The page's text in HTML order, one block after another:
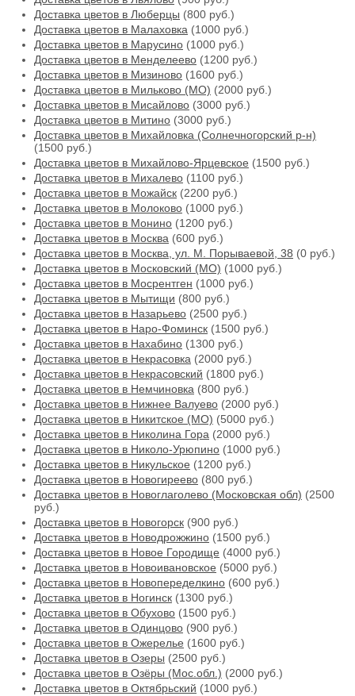
Доставка цветов в Люберцы (800 руб.)
Доставка цветов в Малаховка (1000 руб.)
Доставка цветов в Марусино (1000 руб.)
Доставка цветов в Менделеево (1200 руб.)
Доставка цветов в Мизиново (1600 руб.)
Доставка цветов в Мильково (МО) (2000 руб.)
Доставка цветов в Мисайлово (3000 руб.)
Доставка цветов в Митино (3000 руб.)
Доставка цветов в Михайловка (Солнечногорский р-н)
(1500 руб.)
Доставка цветов в Михайлово-Ярцевское (1500 руб.)
Доставка цветов в Михалево (1100 руб.)
Доставка цветов в Можайск (2200 руб.)
Доставка цветов в Молоково (1000 руб.)
Доставка цветов в Монино (1200 руб.)
Доставка цветов в Москва (600 руб.)
Доставка цветов в Москва, ул. М. Порываевой, 38 (0 руб.)
Доставка цветов в Московский (МО) (1000 руб.)
Доставка цветов в Мосрентген (1000 руб.)
Доставка цветов в Мытищи (800 руб.)
Доставка цветов в Назарьево (2500 руб.)
Доставка цветов в Наро-Фоминск (1500 руб.)
Доставка цветов в Нахабино (1300 руб.)
Доставка цветов в Некрасовка (2000 руб.)
Доставка цветов в Некрасовский (1800 руб.)
Доставка цветов в Немчиновка (800 руб.)
Доставка цветов в Нижнее Валуево (2000 руб.)
Доставка цветов в Никитское (МО) (5000 руб.)
Доставка цветов в Николина Гора (2000 руб.)
Доставка цветов в Николо-Урюпино (1000 руб.)
Доставка цветов в Никульское (1200 руб.)
Доставка цветов в Новогиреево (800 руб.)
Доставка цветов в Новоглаголево (Московская обл) (2500
руб.)
Доставка цветов в Новогорск (900 руб.)
Доставка цветов в Новодрожжино (1500 руб.)
Доставка цветов в Новое Городище (4000 руб.)
Доставка цветов в Новоивановское (5000 руб.)
Доставка цветов в Новопеределкино (600 руб.)
Доставка цветов в Ногинск (1300 руб.)
Доставка цветов в Обухово (1500 руб.)
Доставка цветов в Одинцово (900 руб.)
Доставка цветов в Ожерелье (1600 руб.)
Доставка цветов в Озеры (2500 руб.)
Доставка цветов в Озёры (Мос.обл.) (2000 руб.)
Доставка цветов в Октябрьский (1000 руб.)